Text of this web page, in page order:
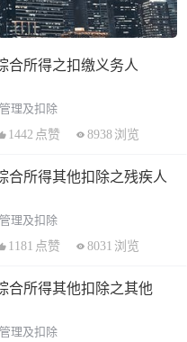
合所得之扣缴义务人
理及扣除
1442 点赞 8938 浏览
合所得其他扣除之残疾人
理及扣除
1181 点赞 8031 浏览
合所得其他扣除之其他
理及扣除